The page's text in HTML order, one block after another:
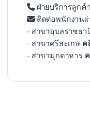
ฝ่ายบริการลูกค้
ติดต่อพนักงานผ่
- สาขาอุบลราชธา
- สาขาศรีสะเกษ ค
- สาขามุกดาหาร